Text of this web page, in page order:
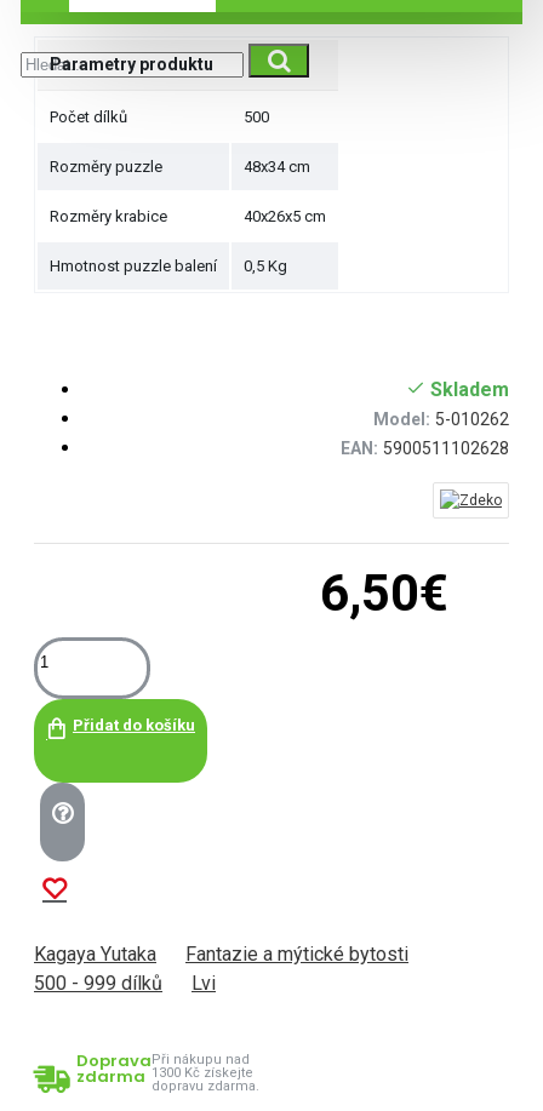
Parametry produktu
Počet dílků 500
Rozměry puzzle 48x34 cm
Rozměry krabice 40x26x5 cm
Hmotnost puzzle balení 0,5 Kg
6,50€
Skladem
Model: 5-010262
EAN: 5900511102628
Přidat do košíku
Kagaya Yutaka
Fantazie a mýtické bytosti
500 - 999 dílků
Lvi
Doprava
zdarma
Při nákupu nad
1300 Kč získejte
dopravu zdarma.